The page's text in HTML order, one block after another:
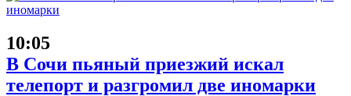
10:05
В Сочи пьяный приезжий искал
телепорт и разгромил две иномарки